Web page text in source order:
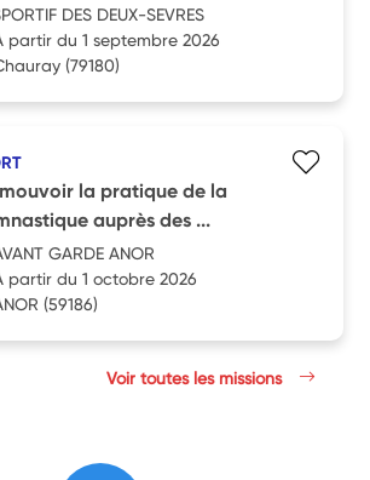
DES DEUX-SEVRES
partir du 1 septembre 2026
(79180)
la pratique de la
auprès des ...
GARDE ANOR
partir du 1 octobre 2026
(59186)
Voir toutes les missions